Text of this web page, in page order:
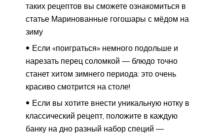
таких рецептов вы сможете ознакомиться в
статье Маринованные гогошары с мёдом на
зиму
Если «поиграться» немного подольше и
нарезать перец соломкой — блюдо точно
станет хитом зимнего периода: это очень
красиво смотрится на столе!
Если вы хотите внести уникальную нотку в
классический рецепт, положите в каждую
банку на дно разный набор специй —